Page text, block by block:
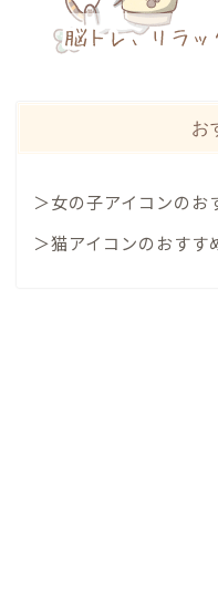
お
＞女の子アイコンのお
＞猫アイコンのおすす